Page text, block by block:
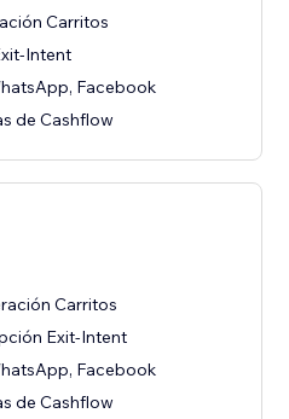
Carritos
Intent
Facebook
de Cashflow
Carritos
Exit-Intent
Facebook
de Cashflow